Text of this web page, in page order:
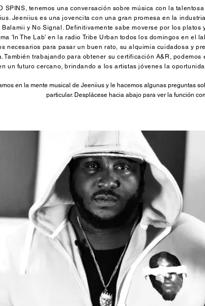
SPINS, tenemos una conversación sobre música con la
Jeeniius es una jovencita con una gran promesa en la
y No Signal. Definitivamente sabe moverse por los
'In The Lab' en la radio Tribe Urban todos los domingos en el
necesarios para pasar un buen rato, su alquimia cuidadosa y
También trabajando para obtener su certificación A&R,
un futuro cercano, brindando a los artistas jóvenes la
en la mente musical de Jeeniius y le hacemos algunas preguntas
particular. Desplácese hacia abajo para ver la función